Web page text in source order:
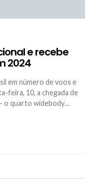
e recebe
2024
em número de voos e
feira, 10, a chegada de
o quarto widebody…